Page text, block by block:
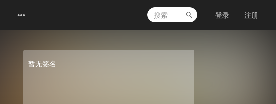
登录 注册
暂无签名